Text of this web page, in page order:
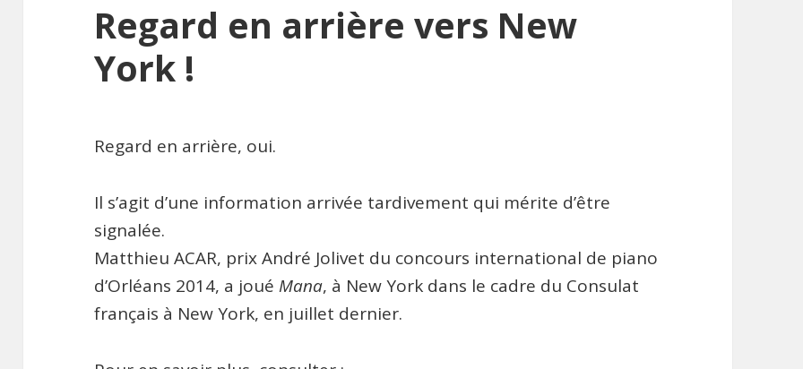
Regard en arrière vers New
York !
Regard en arrière, oui.
Il s’agit d’une information arrivée tardivement qui mérite d’être
signalée.
Matthieu ACAR, prix André Jolivet du concours international de piano
d’Orléans 2014, a joué Mana, à New York dans le cadre du Consulat
français à New York, en juillet dernier.